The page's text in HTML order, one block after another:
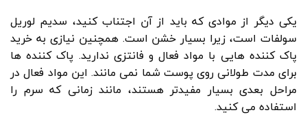
یکی دیگر از موادی که باید از آن اجتناب کنید، سدیم لوریل
سولفات است، زیرا بسیار خشن است. همچنین نیازی به خرید
پاک کننده هایی با مواد فعال و فانتزی ندارید. پاک کننده ها
برای مدت طولانی روی پوست شما نمی مانند. این مواد فعال در
مراحل بعدی بسیار مفیدتر هستند، مانند زمانی که سرم را
استفاده می کنید.